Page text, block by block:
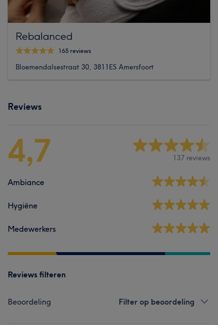
Rebalanced
165 reviews
Bloemendalsestraat 30, 3811ES Amersfoort
Reviews
4,7 137 reviews
Ambiance
Hygiëne
Medewerkers
Reviews filteren
Beoordeling Filter op beoordeling